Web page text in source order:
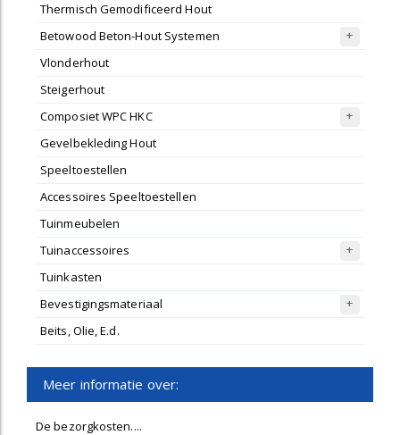
Thermisch Gemodificeerd Hout
Betowood Beton-Hout Systemen
Vlonderhout
Steigerhout
Composiet WPC HKC
Gevelbekleding Hout
Speeltoestellen
Accessoires Speeltoestellen
Tuinmeubelen
Tuinaccessoires
Tuinkasten
Bevestigingsmateriaal
Beits, Olie, E.d.
Meer informatie over:
De bezorgkosten....